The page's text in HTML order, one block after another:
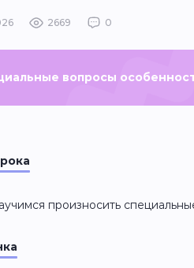
2669 0
вопросы
произносить